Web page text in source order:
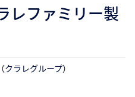
レファミリー製
ラレグループ）